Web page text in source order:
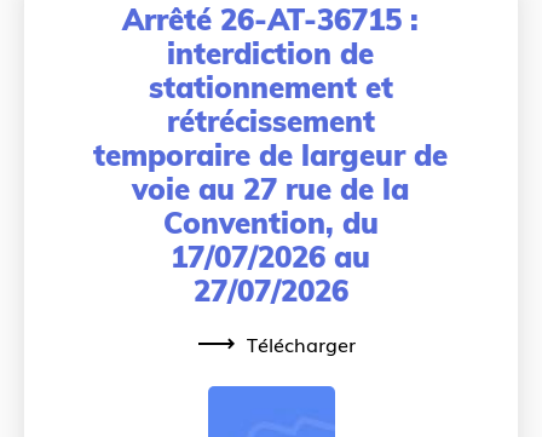
Arrêté 26-AT-36715 :
interdiction de
stationnement et
rétrécissement
temporaire de largeur de
voie au 27 rue de la
Convention, du
17/07/2026 au
27/07/2026
Télécharger